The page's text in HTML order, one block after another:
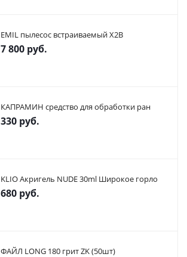
EMIL пылесос встраиваемый X2В
7 800 руб.
КАПРАМИН средство для обработки ран
330 руб.
KLIO Акригель NUDE 30ml Широкое горло
680 руб.
ФАЙЛ LONG 180 грит ZK (50шт)